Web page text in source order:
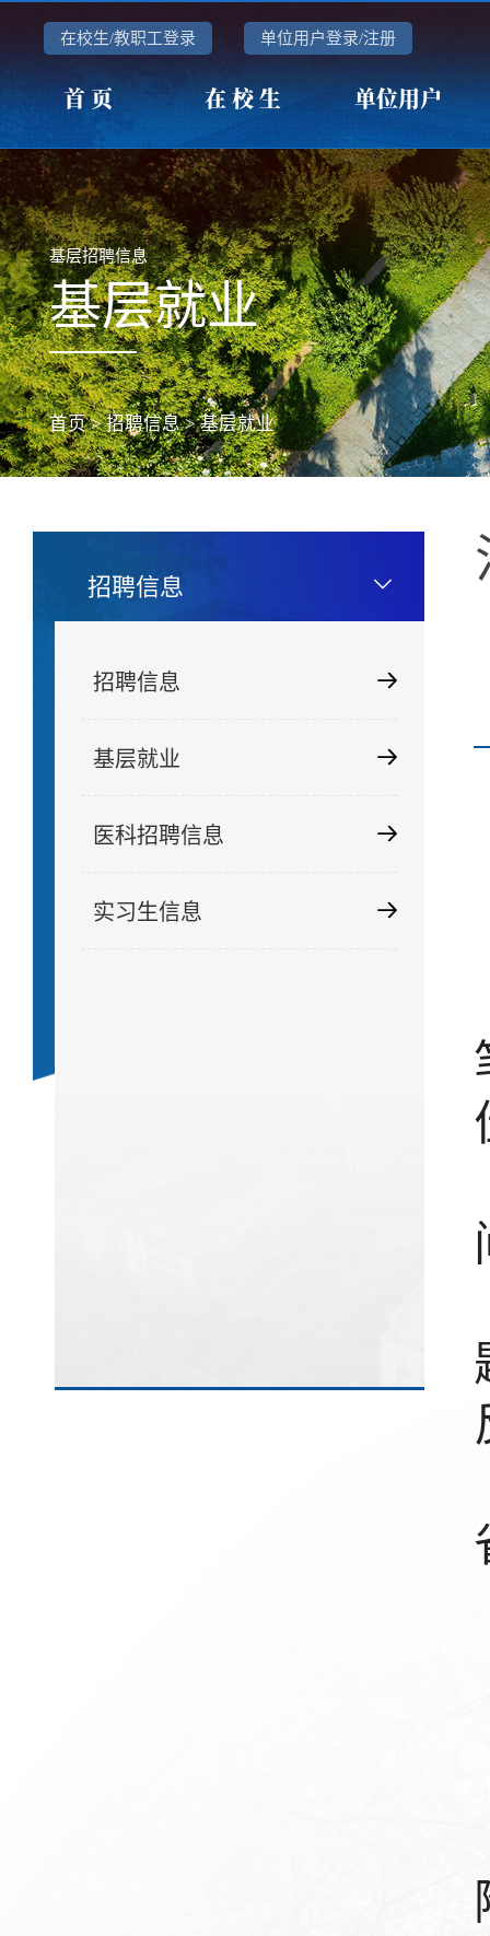
在校生/教职工登录 单位用户登录/注册
首 页 在 校 生 单位用户
基层招聘信息
基层就业
首页>招聘信息>基层就业
招聘信息
招聘信息
基层就业
医科招聘信息
实习生信息